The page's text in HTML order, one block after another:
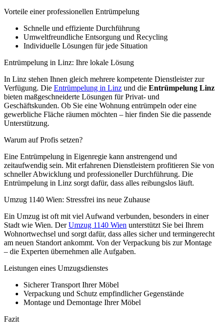
Vorteile einer professionellen Entrümpelung
Schnelle und effiziente Durchführung
Umweltfreundliche Entsorgung und Recycling
Individuelle Lösungen für jede Situation
Entrümpelung in Linz: Ihre lokale Lösung
In Linz stehen Ihnen gleich mehrere kompetente Dienstleister zur
Verfügung. Die Entrümpelung in Linz und die Entrümpelung Linz
bieten maßgeschneiderte Lösungen für Privat- und
Geschäftskunden. Ob Sie eine Wohnung entrümpeln oder eine
gewerbliche Fläche räumen möchten – hier finden Sie die passende
Unterstützung.
Warum auf Profis setzen?
Eine Entrümpelung in Eigenregie kann anstrengend und
zeitaufwendig sein. Mit erfahrenen Dienstleistern profitieren Sie von
schneller Abwicklung und professioneller Durchführung. Die
Entrümpelung in Linz sorgt dafür, dass alles reibungslos läuft.
Umzug 1140 Wien: Stressfrei ins neue Zuhause
Ein Umzug ist oft mit viel Aufwand verbunden, besonders in einer
Stadt wie Wien. DerUmzug 1140 Wien unterstützt Sie bei Ihrem
Wohnortwechsel und sorgt dafür, dass alles sicher und termingerecht
am neuen Standort ankommt. Von der Verpackung bis zur Montage
– die Experten übernehmen alle Aufgaben.
Leistungen eines Umzugsdienstes
Sicherer Transport Ihrer Möbel
Verpackung und Schutz empfindlicher Gegenstände
Montage und Demontage Ihrer Möbel
Fazit